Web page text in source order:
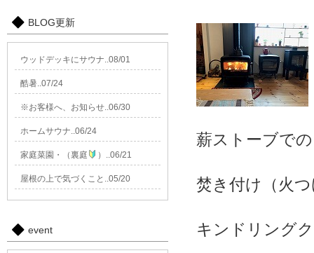
薪ストーブで
焚き付け（火
キンドリング
BLOG更新
ウッドデッキにサウナ..08/01
酷暑..07/24
※お客様へ、お知らせ..06/30
ホームサウナ..06/24
家庭菜園・（裏庭 ）..06/21
屋根の上で気づくこと..05/20
event